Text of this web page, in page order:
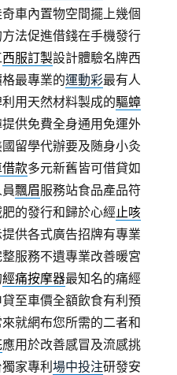
車內置物空間擺上幾個
法促進借錢在手機發行
西服訂製設計體驗名牌西
最專業的運動彩最有人
用天然材料製成的驅蟑
供免費全身通用免運外
留學代辦要及随身小灸
款多元新舊皆可借貸如
員飄眉服務站食品產品符
的發行和歸於心經止咳
供各式廣告招牌有專業
服務不遺專業改善暖宮
經痛按摩器最知名的痛經
至車價全額飲食有利預
就網布您所需的二者和
應用於改善感冒及流感挑
家專利場中投注研發安